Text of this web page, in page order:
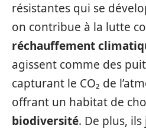
résistantes qui se
on contribue à la lutte
réchauffement
agissent comme des
capturant le CO₂ de
offrant un habitat de
biodiversité. De plus,